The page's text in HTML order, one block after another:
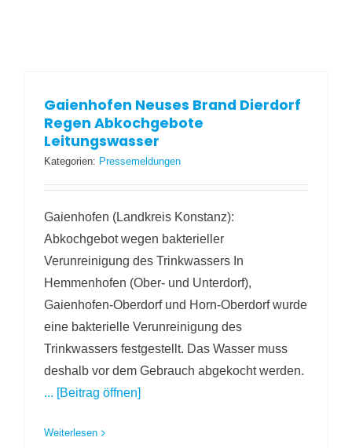
Gaienhofen Neuses Brand Dierdorf
Regen Abkochgebote
Leitungswasser
Kategorien: Pressemeldungen
Gaienhofen (Landkreis Konstanz):
Abkochgebot wegen bakterieller
Verunreinigung des Trinkwassers In
Hemmenhofen (Ober- und Unterdorf),
Gaienhofen-Oberdorf und Horn-Oberdorf wurde
eine bakterielle Verunreinigung des
Trinkwassers festgestellt. Das Wasser muss
deshalb vor dem Gebrauch abgekocht werden.
... [Beitrag öffnen]
Weiterlesen